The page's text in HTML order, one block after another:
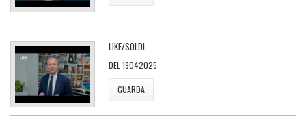
LIKE/SOLDI
DEL 19042025
GUARDA